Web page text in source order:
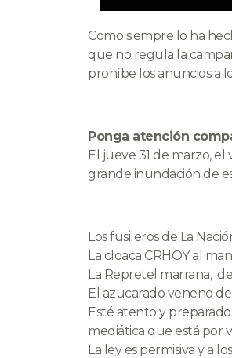
Como siempre lo ha
que no regula la
prohíbe los anuncios a
Ponga atención
El jueve 31 de marzo, el
grande inundación de
Los fusileros de La
La cloaca CRHOY al
La Repretel marrana,
El azucarado veneno de
Esté atento y
mediática que está por
La ley es permisiva y a